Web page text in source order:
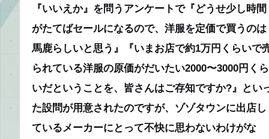
『いいえか』を問うアンケートで『どうせ少し時間
がたてばセールになるので、洋服を定価で買うのは
馬鹿らしいと思う』『いまお店で約1万円くらいで
られている洋服の原価がだいたい2000〜3000円くら
いだということを、皆さんはご存知ですか?』とい
た設問が用意されたのですが、ゾゾタウンに出店し
ているメーカーにとって不快に思わないわけがな